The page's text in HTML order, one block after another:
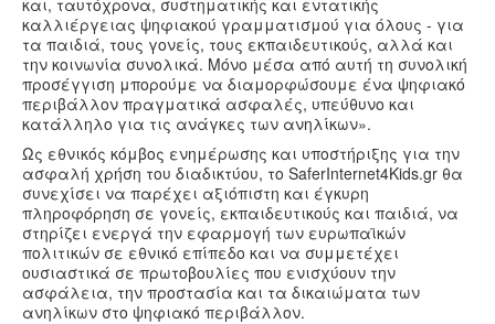
και, ταυτόχρονα, συστηματικής και εντατικής
καλλιέργειας ψηφιακού γραμματισμού για όλους - για
τα παιδιά, τους γονείς, τους εκπαιδευτικούς, αλλά και
την κοινωνία συνολικά. Μόνο μέσα από αυτή τη συνολική
προσέγγιση μπορούμε να διαμορφώσουμε ένα ψηφιακό
περιβάλλον πραγματικά ασφαλές, υπεύθυνο και
κατάλληλο για τις ανάγκες των ανηλίκων».
Ως εθνικός κόμβος ενημέρωσης και υποστήριξης για την
ασφαλή χρήση του διαδικτύου, το SaferInternet4Kids.gr θα
συνεχίσει να παρέχει αξιόπιστη και έγκυρη
πληροφόρηση σε γονείς, εκπαιδευτικούς και παιδιά, να
στηρίζει ενεργά την εφαρμογή των ευρωπαϊκών
πολιτικών σε εθνικό επίπεδο και να συμμετέχει
ουσιαστικά σε πρωτοβουλίες που ενισχύουν την
ασφάλεια, την προστασία και τα δικαιώματα των
ανηλίκων στο ψηφιακό περιβάλλον.